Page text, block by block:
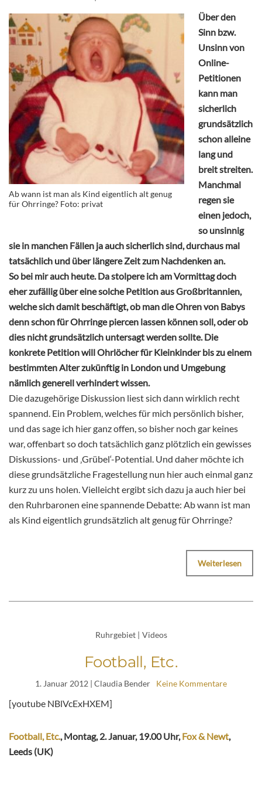
Ab wann ist man als Kind eigentlich alt genug
für Ohrringe? Foto: privat
Über den
Sinn bzw.
Unsinn von
Online-
Petitionen
kann man
sicherlich
grundsätzlich
schon alleine
lang und
breit streiten.
Manchmal
regen sie
einen jedoch,
so unsinnig
sie in manchen Fällen ja auch sicherlich sind, durchaus mal
tatsächlich und über längere Zeit zum Nachdenken an.
So bei mir auch heute. Da stolpere ich am Vormittag doch
eher zufällig über eine solche Petition aus Großbritannien,
welche sich damit beschäftigt, ob man die Ohren von Babys
denn schon für Ohrringe piercen lassen können soll, oder ob
dies nicht grundsätzlich untersagt werden sollte. Die
konkrete Petition will Ohrlöcher für Kleinkinder bis zu einem
bestimmten Alter zukünftig in London und Umgebung
nämlich generell verhindert wissen.
Die dazugehörige Diskussion liest sich dann wirklich recht
spannend. Ein Problem, welches für mich persönlich bisher,
und das sage ich hier ganz offen, so bisher noch gar keines
war, offenbart so doch tatsächlich ganz plötzlich ein gewisses
Diskussions- und ‚Grübel‘-Potential. Und daher möchte ich
diese grundsätzliche Fragestellung nun hier auch einmal ganz
kurz zu uns holen. Vielleicht ergibt sich dazu ja auch hier bei
den Ruhrbaronen eine spannende Debatte: Ab wann ist man
als Kind eigentlich grundsätzlich alt genug für Ohrringe?
Weiterlesen
Ruhrgebiet | Videos
Football, Etc.
1. Januar 2012 | Claudia Bender Keine Kommentare
[youtube NBlVcExHXEM]
Football, Etc., Montag, 2. Januar, 19.00 Uhr,Fox & Newt,
Leeds (UK)